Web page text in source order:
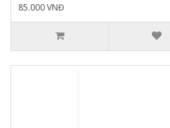
85.000 VNĐ